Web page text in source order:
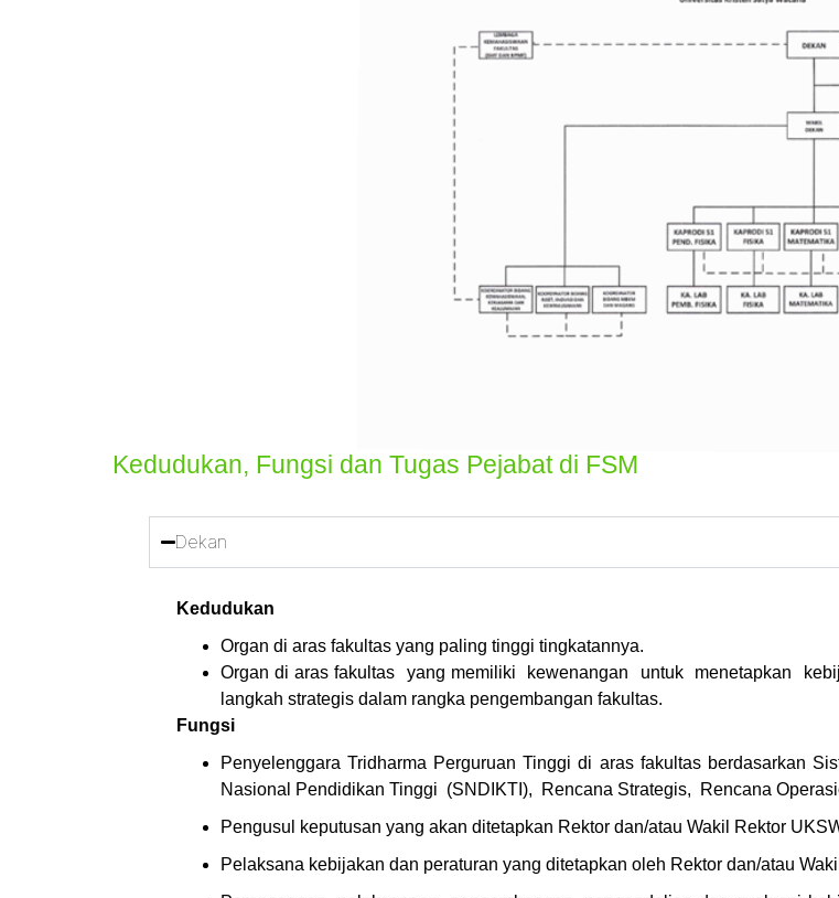
Kedudukan, Fungsi dan Tugas Pejabat di FSM
Dekan
Kedudukan
Organ di aras fakultas yang paling tinggi tingkatannya.
Organ di aras fakultas yang memiliki kewenangan untuk menetapkan
langkah strategis dalam rangka pengembangan fakultas.
Fungsi
Penyelenggara Tridharma Perguruan Tinggi di aras fakultas berdasarkan
Nasional Pendidikan Tinggi (SNDIKTI), Rencana Strategis, Rencana
Pengusul keputusan yang akan ditetapkan Rektor dan/atau Wakil Rektor
Pelaksana kebijakan dan peraturan yang ditetapkan oleh Rektor dan/atau